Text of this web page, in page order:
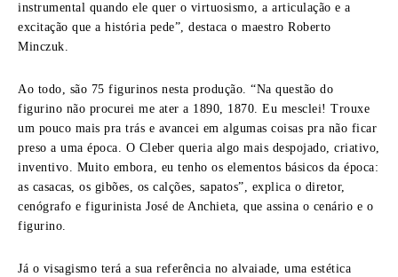
instrumental quando ele quer o virtuosismo, a articulação e a
excitação que a história pede”, destaca o maestro Roberto
Minczuk.
Ao todo, são 75 figurinos nesta produção. “Na questão do
figurino não procurei me ater a 1890, 1870. Eu mesclei! Trouxe
um pouco mais pra trás e avancei em algumas coisas pra não ficar
preso a uma época. O Cleber queria algo mais despojado, criativo,
inventivo. Muito embora, eu tenho os elementos básicos da época:
as casacas, os gibões, os calções, sapatos”, explica o diretor,
cenógrafo e figurinista José de Anchieta, que assina o cenário e o
figurino.
Já o visagismo terá a sua referência no alvaiade, uma estética